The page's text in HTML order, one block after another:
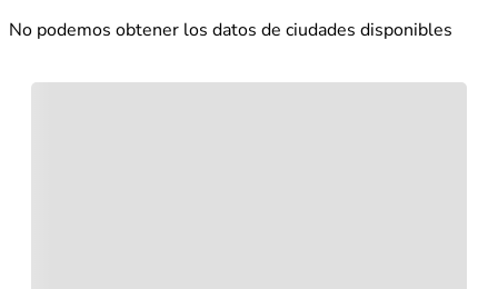
No podemos obtener los datos de ciudades disponibles